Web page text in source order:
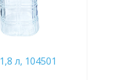
л, 104501